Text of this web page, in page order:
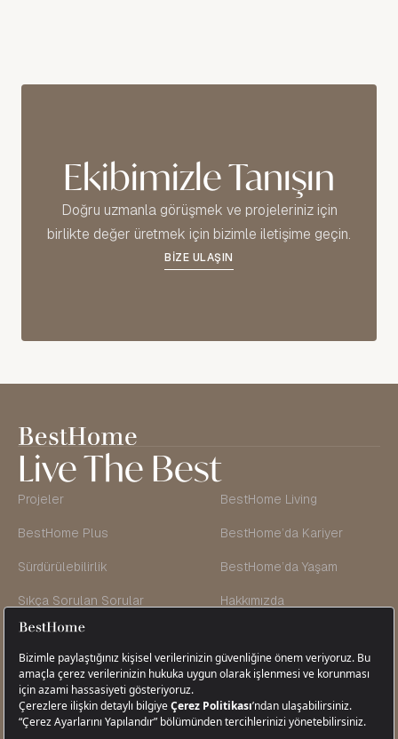
Ekibimizle Tanışın
Doğru uzmanla görüşmek ve projeleriniz için
birlikte değer üretmek için bizimle iletişime geçin.
BİZE ULAŞIN
Live The Best
Projeler BestHome Living
BestHome Plus BestHome’da Kariyer
Sürdürülebilirlik BestHome’da Yaşam
Sıkça Sorulan Sorular Hakkımızda
Kurucu'nun Mesajı
Blog & Vlog İletişim
Cikcilli